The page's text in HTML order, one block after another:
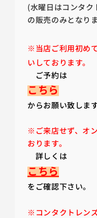
(水曜日はコンタク
の販売のみとなりま
※当店ご利用初めて
いしております。
ご予約は
こちら
からお願い致します
※ご来店せず、オ
おります。
詳しくは
こちら
をご確認下さい。
※コンタクトレン